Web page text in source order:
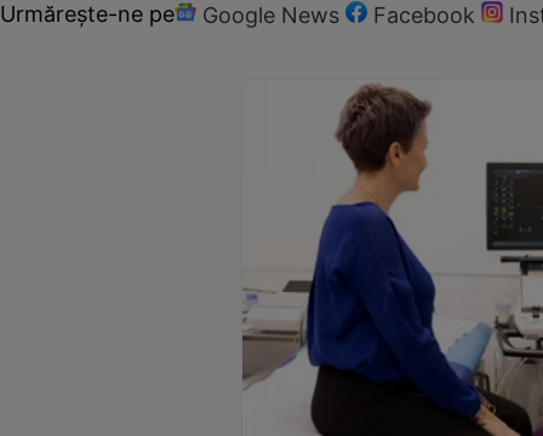
Urmărește-ne pe Google News Facebook